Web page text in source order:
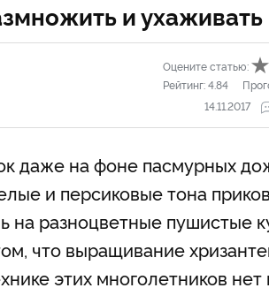
и ухаживать
Оцените статью:
Рейтинг:4.84
14.11.2017
даже на фоне пасмурных
и персиковые тона
на разноцветные пушистые
что выращивание
этих многолетников нет